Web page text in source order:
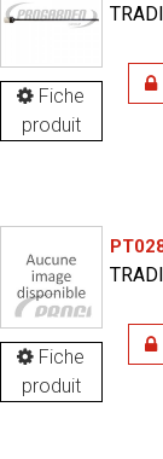
Fiche
produit
Fiche
produit